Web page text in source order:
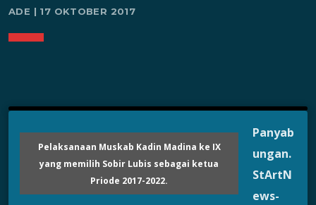
ADE | 17 OKTOBER 2017
Pelaksanaan Muskab Kadin Madina ke IX
yang memilih Sobir Lubis sebagai ketua
Priode 2017-2022.
Panyab
ungan.
StArtN
ews-